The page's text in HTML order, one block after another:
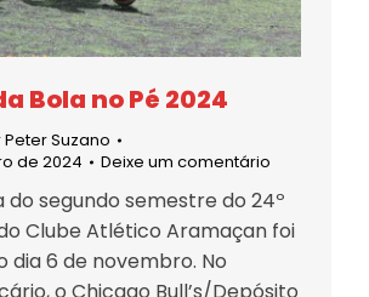
Bola no Pé 2024
Peter Suzano
de 2024
Deixe um comentário
do segundo semestre do 24º
Clube Atlético Aramaçan foi
dia 6 de novembro. No